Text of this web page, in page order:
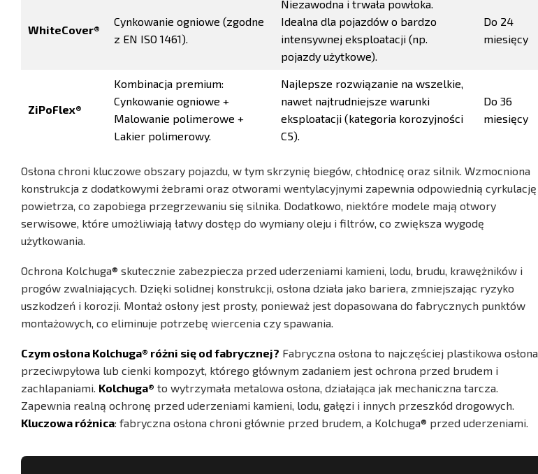
WhiteCover®
Cynkowanie ogniowe (zgodne
z EN ISO 1461).
Niezawodna i trwała powłoka.
Idealna dla pojazdów o bardzo
intensywnej eksploatacji (np.
pojazdy użytkowe).
Do 24
miesięcy
ZiPoFlex®
Kombinacja premium:
Cynkowanie ogniowe +
Malowanie polimerowe +
Lakier polimerowy.
Najlepsze rozwiązanie na wszelkie,
nawet najtrudniejsze warunki
eksploatacji (kategoria korozyjności
C5).
Do 36
miesięcy
Osłona chroni kluczowe obszary pojazdu, w tym skrzynię biegów, chłodnicę oraz silnik. Wzmocniona
konstrukcja z dodatkowymi żebrami oraz otworami wentylacyjnymi zapewnia odpowiednią cyrkulację
powietrza, co zapobiega przegrzewaniu się silnika. Dodatkowo, niektóre modele mają otwory
serwisowe, które umożliwiają łatwy dostęp do wymiany oleju i filtrów, co zwiększa wygodę
użytkowania.
Ochrona Kolchuga® skutecznie zabezpiecza przed uderzeniami kamieni, lodu, brudu, krawężników i
progów zwalniających. Dzięki solidnej konstrukcji, osłona działa jako bariera, zmniejszając ryzyko
uszkodzeń i korozji. Montaż osłony jest prosty, ponieważ jest dopasowana do fabrycznych punktów
montażowych, co eliminuje potrzebę wiercenia czy spawania.
Czym osłona Kolchuga® różni się od fabrycznej? Fabryczna osłona to najczęściej plastikowa osłona
przeciwpyłowa lub cienki kompozyt, którego głównym zadaniem jest ochrona przed brudem i
zachlapaniami. Kolchuga® to wytrzymała metalowa osłona, działająca jak mechaniczna tarcza.
Zapewnia realną ochronę przed uderzeniami kamieni, lodu, gałęzi i innych przeszkód drogowych.
Kluczowa różnica: fabryczna osłona chroni głównie przed brudem, a Kolchuga® przed uderzeniami.